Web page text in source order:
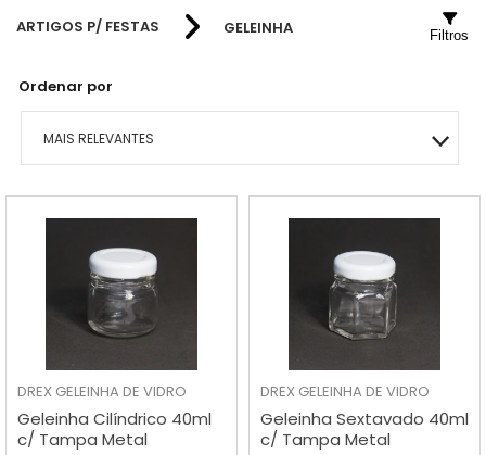
TAMPA METAL
TAMPA CATRACA
FRASCO PET 60ML
FRASCO PET 80ML
FRASCO PET 250ML
CAIXINHAS
DIVERSOS
COPO/CANECA/TAÇA
BALDES
POTE CRISTAL
POTE PET
ARTIGOS P/ FESTAS GELEINHA
Ordenar por
MAIS RELEVANTES
MAIS VENDIDOS
MENOR PREÇO
MAIOR PREÇO
Filtros
DREX GELEINHA DE VIDRO
Geleinha Cilíndrico 40ml
c/ Tampa Metal
DREX GELEINHA DE VIDRO
Geleinha Sextavado 40ml
c/ Tampa Metal